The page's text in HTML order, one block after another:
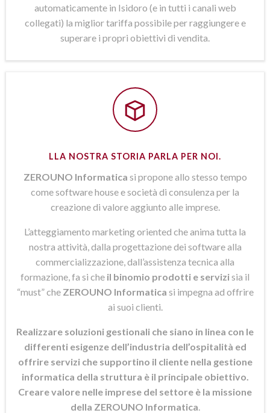
automaticamente in Isidoro (e in tutti i canali web
collegati) la miglior tariffa possibile per raggiungere e
superare i propri obiettivi di vendita.
LLA NOSTRA STORIA PARLA PER NOI.
ZEROUNO Informatica si propone allo stesso tempo
come software house e società di consulenza per la
creazione di valore aggiunto alle imprese.
L’atteggiamento marketing oriented che anima tutta la
nostra attività, dalla progettazione dei software alla
commercializzazione, dall’assistenza tecnica alla
formazione, fa si che il binomio prodotti e servizisia il
“must” che ZEROUNO Informatica si impegna ad offrire
ai suoi clienti.
Realizzare soluzioni gestionali che siano in linea con le
differenti esigenze dell’industria dell’ospitalità ed
offrire servizi che supportino il cliente nella gestione
informatica della struttura è il principale obiettivo.
Creare valore nelle imprese del settore è la missione
della ZEROUNO Informatica